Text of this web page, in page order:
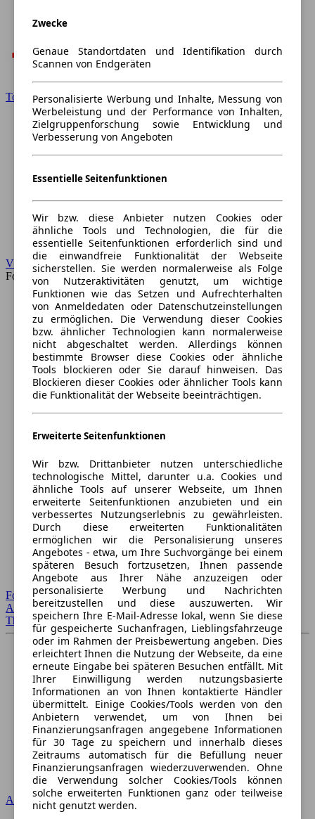
Toyota
VW
Forum
Forum Startseite
Alle Auto-Foren
Themen-Forum
Audi
Zwecke
Genaue Standortdaten und Identifikation durch
Scannen von Endgeräten
Personalisierte Werbung und Inhalte, Messung von
Werbeleistung und der Performance von Inhalten,
Zielgruppenforschung sowie Entwicklung und
Verbesserung von Angeboten
Essentielle Seitenfunktionen
Wir bzw. diese Anbieter nutzen Cookies oder
ähnliche Tools und Technologien, die für die
essentielle Seitenfunktionen erforderlich sind und
die einwandfreie Funktionalität der Webseite
sicherstellen. Sie werden normalerweise als Folge
von Nutzeraktivitäten genutzt, um wichtige
Funktionen wie das Setzen und Aufrechterhalten
von Anmeldedaten oder Datenschutzeinstellungen
zu ermöglichen. Die Verwendung dieser Cookies
bzw. ähnlicher Technologien kann normalerweise
nicht abgeschaltet werden. Allerdings können
bestimmte Browser diese Cookies oder ähnliche
Tools blockieren oder Sie darauf hinweisen. Das
Blockieren dieser Cookies oder ähnlicher Tools kann
die Funktionalität der Webseite beeinträchtigen.
Erweiterte Seitenfunktionen
Wir bzw. Drittanbieter nutzen unterschiedliche
technologische Mittel, darunter u.a. Cookies und
ähnliche Tools auf unserer Webseite, um Ihnen
erweiterte Seitenfunktionen anzubieten und ein
verbessertes Nutzungserlebnis zu gewährleisten.
Durch diese erweiterten Funktionalitäten
ermöglichen wir die Personalisierung unseres
Angebotes - etwa, um Ihre Suchvorgänge bei einem
späteren Besuch fortzusetzen, Ihnen passende
Angebote aus Ihrer Nähe anzuzeigen oder
personalisierte Werbung und Nachrichten
bereitzustellen und diese auszuwerten. Wir
speichern Ihre E-Mail-Adresse lokal, wenn Sie diese
für gespeicherte Suchanfragen, Lieblingsfahrzeuge
oder im Rahmen der Preisbewertung angeben. Dies
erleichtert Ihnen die Nutzung der Webseite, da eine
erneute Eingabe bei späteren Besuchen entfällt. Mit
Ihrer Einwilligung werden nutzungsbasierte
Informationen an von Ihnen kontaktierte Händler
übermittelt. Einige Cookies/Tools werden von den
Anbietern verwendet, um von Ihnen bei
Finanzierungsanfragen angegebene Informationen
für 30 Tage zu speichern und innerhalb dieses
Zeitraums automatisch für die Befüllung neuer
Finanzierungsanfragen wiederzuverwenden. Ohne
die Verwendung solcher Cookies/Tools können
solche erweiterten Funktionen ganz oder teilweise
nicht genutzt werden.